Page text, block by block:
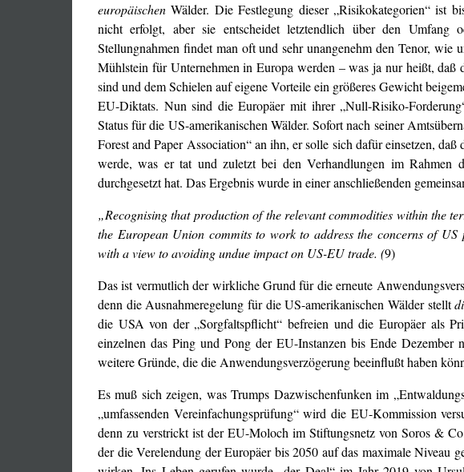
europäischen Wälder. Die Festlegung dieser „Risikokategorien“ ist
nicht erfolgt, aber sie entscheidet letztendlich über den
Stellungnahmen findet man oft und sehr unangenehm den Tenor,
Mühlstein für Unternehmen in Europa werden – was ja nur heißt, daß
sind und dem Schielen auf eigene Vorteile ein größeres Gewicht
EU-Diktats. Nun sind die Europäer mit ihrer „Null-Risiko-
Status für die US-amerikanischen Wälder. Sofort nach seiner
Forest and Paper Association“ an ihn, er solle sich dafür einsetzen,
werde, was er tat und zuletzt bei den Verhandlungen im
durchgesetzt hat. Das Ergebnis wurde in einer anschließenden
„Recognising that production of the relevant commodities within the
the European Union commits to work to address the concerns of
with a view to avoiding undue impact on US-EU trade. (9)
Das ist vermutlich der wirkliche Grund für die erneute
denn die Ausnahmeregelung für die US-amerikanischen Wälder stellt
die USA von der „Sorgfaltspflicht“ befreien und die Europäer als
einzelnen das Ping und Pong der EU-Instanzen bis Ende Dezember
weitere Gründe, die die Anwendungsverzögerung beeinflußt haben
Es muß sich zeigen, was Trumps Dazwischenfunken im
„umfassenden Vereinfachungsprüfung“ wird die EU-Kommission
denn zu verstrickt ist der EU-Moloch im Stiftungsnetz von Soros &
der die Verelendung der Europäer bis 2050 auf das maximale Niveau